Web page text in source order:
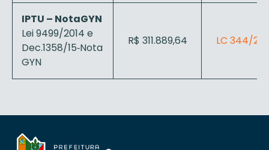
IPTU – NotaGYN
Lei 9499/2014 e
Dec.1358/15‐Nota
GYN
R$ 311.889,64 LC 344/